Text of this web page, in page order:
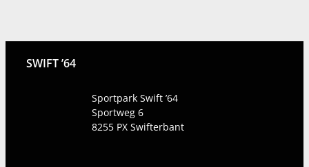
SWIFT ’64
Sportpark Swift ’64
Sportweg 6
8255 PX Swifterbant